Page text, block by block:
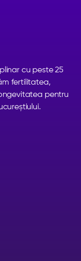
cu peste 25
fertilitatea,
pentru